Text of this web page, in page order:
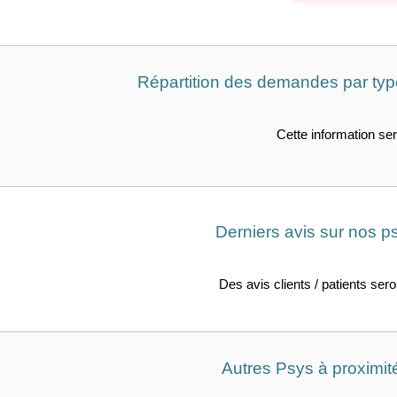
Répartition des demandes par
Cette information
Derniers avis sur nos
Des avis clients / patients
Autres Psys à